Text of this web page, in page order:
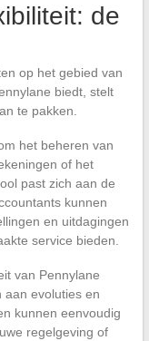
de
op het gebied van
biedt, stelt
te pakken.
het beheren van
of het
past zich aan de
kunnen
en uitdagingen
service bieden.
van Pennylane
aan evoluties en
kunnen eenvoudig
regelgeving of